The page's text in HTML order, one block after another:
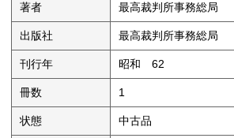
著者 最高裁判所事務総局
出版社 最高裁判所事務総局
刊行年 昭和 62
冊数 1
状態 中古品